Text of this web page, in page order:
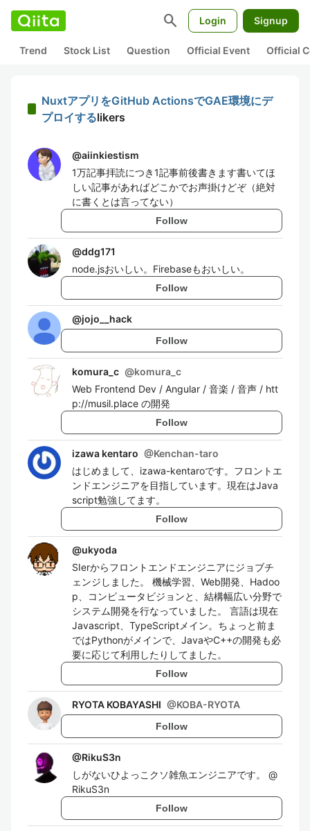
search Login Signup
Trend Stock List Question Official Event Official
NuxtアプリをGitHub ActionsでGAE環境にデ
プロイするlikers
@aiinkiestism
1万記事拝読につき1記事前後書きます書いてほ
しい記事があればどこかでお声掛けどぞ（絶対
に書くとは言ってない）
Follow
@ddg171
node.jsおいしい。Firebaseもおいしい。
Follow
@jojo__hack
Follow
komura_c @komura_c
Web Frontend Dev / Angular / 音楽 / 音声 / htt
p://musil.place の開発
Follow
izawa kentaro @Kenchan-taro
はじめまして、izawa-kentaroです。フロントエ
ンドエンジニアを目指しています。現在はJava
script勉強してます。
Follow
@ukyoda
SIerからフロントエンドエンジニアにジョブチ
ェンジしました。 機械学習、Web開発、Hadoo
p、コンピュータビジョンと、結構幅広い分野で
システム開発を行なっていました。 言語は現在
Javascript、TypeScriptメイン。ちょっと前ま
ではPythonがメインで、JavaやC++の開発も必
要に応じて利用したりしてました。
Follow
RYOTA KOBAYASHI @KOBA-RYOTA
Follow
@RikuS3n
しがないひよっこクソ雑魚エンジニアです。 @
RikuS3n
Follow